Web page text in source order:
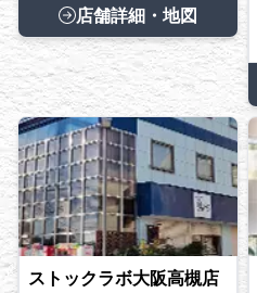
店舗詳細・地図
ストックラボ大阪高槻店